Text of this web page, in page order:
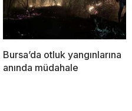
Bursa’da otluk yangınlarına
anında müdahale